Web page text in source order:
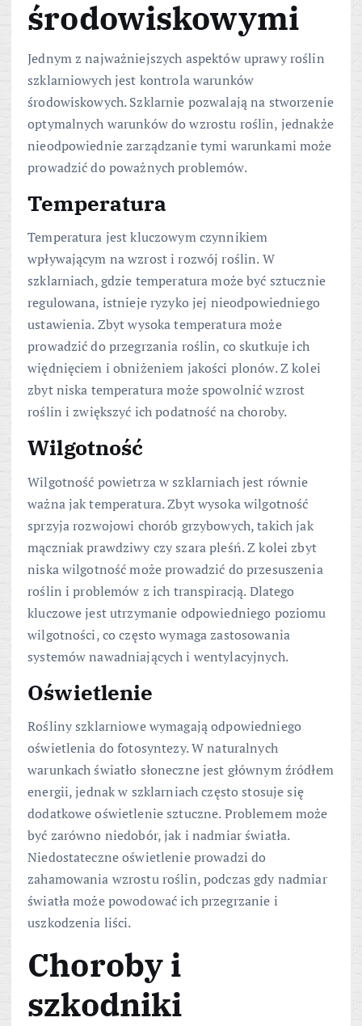
środowiskowymi
Jednym z najważniejszych aspektów uprawy roślin
szklarniowych jest kontrola warunków
środowiskowych. Szklarnie pozwalają na stworzenie
optymalnych warunków do wzrostu roślin, jednakże
nieodpowiednie zarządzanie tymi warunkami może
prowadzić do poważnych problemów.
Temperatura
Temperatura jest kluczowym czynnikiem
wpływającym na wzrost i rozwój roślin. W
szklarniach, gdzie temperatura może być sztucznie
regulowana, istnieje ryzyko jej nieodpowiedniego
ustawienia. Zbyt wysoka temperatura może
prowadzić do przegrzania roślin, co skutkuje ich
więdnięciem i obniżeniem jakości plonów. Z kolei
zbyt niska temperatura może spowolnić wzrost
roślin i zwiększyć ich podatność na choroby.
Wilgotność
Wilgotność powietrza w szklarniach jest równie
ważna jak temperatura. Zbyt wysoka wilgotność
sprzyja rozwojowi chorób grzybowych, takich jak
mączniak prawdziwy czy szara pleśń. Z kolei zbyt
niska wilgotność może prowadzić do przesuszenia
roślin i problemów z ich transpiracją. Dlatego
kluczowe jest utrzymanie odpowiedniego poziomu
wilgotności, co często wymaga zastosowania
systemów nawadniających i wentylacyjnych.
Oświetlenie
Rośliny szklarniowe wymagają odpowiedniego
oświetlenia do fotosyntezy. W naturalnych
warunkach światło słoneczne jest głównym źródłem
energii, jednak w szklarniach często stosuje się
dodatkowe oświetlenie sztuczne. Problemem może
być zarówno niedobór, jak i nadmiar światła.
Niedostateczne oświetlenie prowadzi do
zahamowania wzrostu roślin, podczas gdy nadmiar
światła może powodować ich przegrzanie i
uszkodzenia liści.
Choroby i
szkodniki